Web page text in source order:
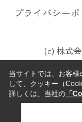
プライバシー
(c) 株式
当サイトでは、お客
して、クッキー（
詳しくは、当社の 「